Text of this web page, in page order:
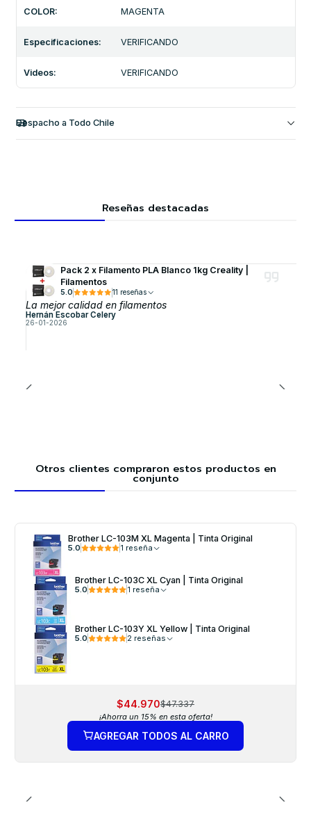
COLOR: MAGENTA
Especificaciones: VERIFICANDO
Videos: VERIFICANDO
Despacho a Todo Chile
Reseñas destacadas
Pack 2 x Filamento PLA Blanco 1kg Creality |
Filamentos
5.0 11 reseñas
La mejor calidad en filamentos
Hernán Escobar Celery
26-01-2026
Otros clientes compraron estos productos en
conjunto
Brother LC-103M XL Magenta | Tinta Original
5.0 1 reseña
Brother LC-103C XL Cyan | Tinta Original
5.0 1 reseña
Brother LC-103Y XL Yellow | Tinta Original
5.0 2 reseñas
$44.970$47.337
¡Ahorra un 15% en esta oferta!
AGREGAR TODOS AL CARRO